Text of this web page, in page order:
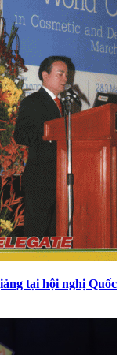
tại hội nghị Quốc